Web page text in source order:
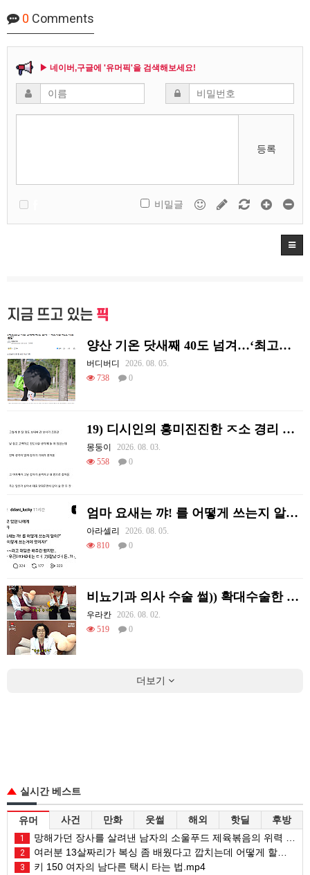
0 Comments
▶ 네이버,구글에 '유머픽'을 검색해보세요!
등록
비밀글
지금 뜨고 있는 픽
양산 기온 닷새째 40도 넘겨…‘최고기온 42도 가능성도’
버디버디
2026. 08. 05.
738
0
19) 디시인의 흥미진진한 ㅈ소 경리 ㄸ먹은 썰
몽둥이
2026. 08. 03.
558
0
엄마 요새는 꺄! 를 어떻게 쓰는지 알아?
아라셀리
2026. 08. 05.
810
0
비뇨기과 의사 수술 썰)) 확대수술한 여러 셀럽들
우라칸 2026. 08. 02.
519
0
더보기
실시간 베스트
유머 사건 만화 웃썰 해외 핫딜 후방
1 망해가던 장사를 살려낸 남자의 소울푸드 제육볶음의 위력 ㅋㅋ
2 여러분 13살짜리가 복싱 좀 배웠다고 깝치는데 어떻게 할까요?
3 키 150 여자의 남다른 택시 타는 법.mp4